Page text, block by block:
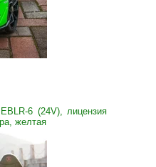
6 (24V), лицензия
желтая